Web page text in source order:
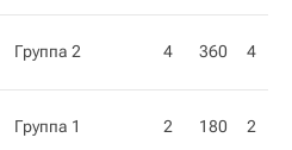
Группа 2 4 360 4
Группа 1 2 180 2